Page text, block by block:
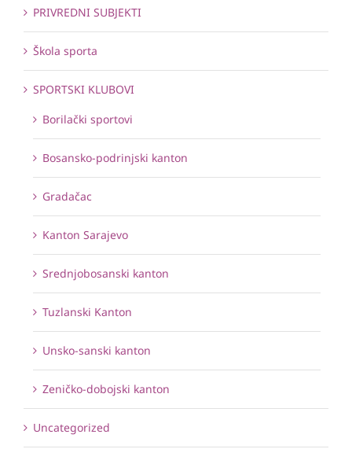
PRIVREDNI SUBJEKTI
Škola sporta
SPORTSKI KLUBOVI
Borilački sportovi
Bosansko-podrinjski kanton
Gradačac
Kanton Sarajevo
Srednjobosanski kanton
Tuzlanski Kanton
Unsko-sanski kanton
Zeničko-dobojski kanton
Uncategorized